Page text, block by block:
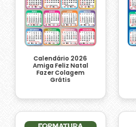
Calendário 2026
Amiga Feliz Natal
Fazer Colagem
Grátis